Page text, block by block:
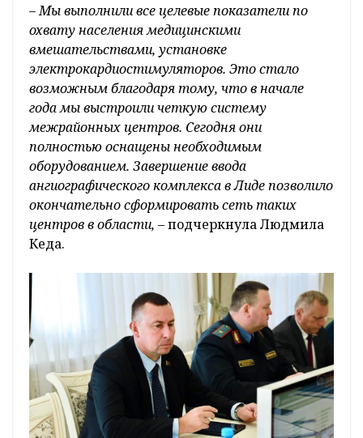
– Мы выполнили все целевые показатели по
охвату населения медицинскими
вмешательствами, установке
электрокардиостимуляторов. Это стало
возможным благодаря тому, что в начале
года мы выстроили четкую систему
межрайонных центров. Сегодня они
полностью оснащены необходимым
оборудованием. Завершение ввода
ангиографического комплекса в Лиде позволило
окончательно сформировать сеть таких
центров в области, – подчеркнула Людмила
Кеда.